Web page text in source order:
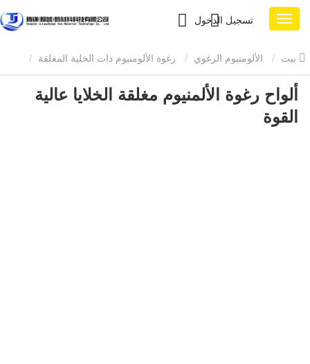
تسجيل الدخول
الألومنيوم الرغوي رغوة الألومنيوم ذات الخلية المغلقة
ألواح رغوة الألمنيوم مغلقة الخلايا عالية القوة
ألواح رغوة الألمنيوم مغلقة الخلايا عالية
القوة